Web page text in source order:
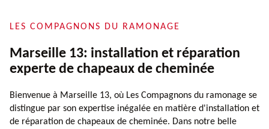
LES COMPAGNONS DU RAMONAGE
Marseille 13: installation et réparation
experte de chapeaux de cheminée
Bienvenue à Marseille 13, où Les Compagnons du ramonage se
distingue par son expertise inégalée en matière d'installation et
de réparation de chapeaux de cheminée. Dans notre belle